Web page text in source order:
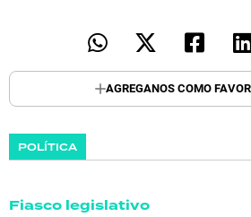
AGREGANOS COMO
POLÍTICA
Fiasco legislativo